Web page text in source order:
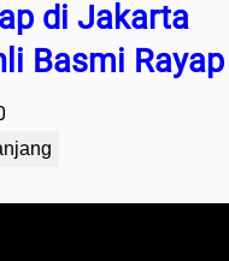
di Jakarta
Basmi Rayap